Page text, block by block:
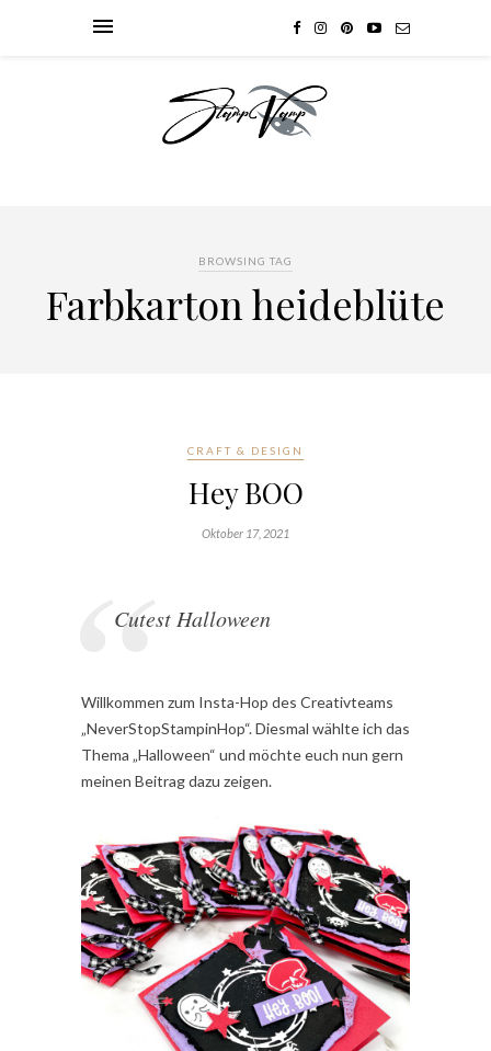
BROWSING TAG
Farbkarton heideblüte
CRAFT & DESIGN
Hey BOO
Oktober 17, 2021
Cutest Halloween
Willkommen zum Insta-Hop des Creativteams
„NeverStopStampinHop“. Diesmal wählte ich das
Thema „Halloween“ und möchte euch nun gern
meinen Beitrag dazu zeigen.